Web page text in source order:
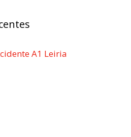
A1 Leiria